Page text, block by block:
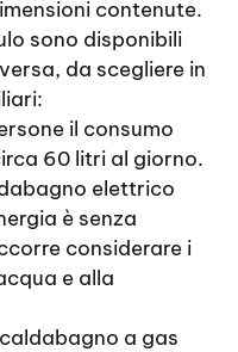
contenute.
sono disponibili
da scegliere in
il consumo
60 litri al giorno.
elettrico
è senza
considerare i
e alla
a gas